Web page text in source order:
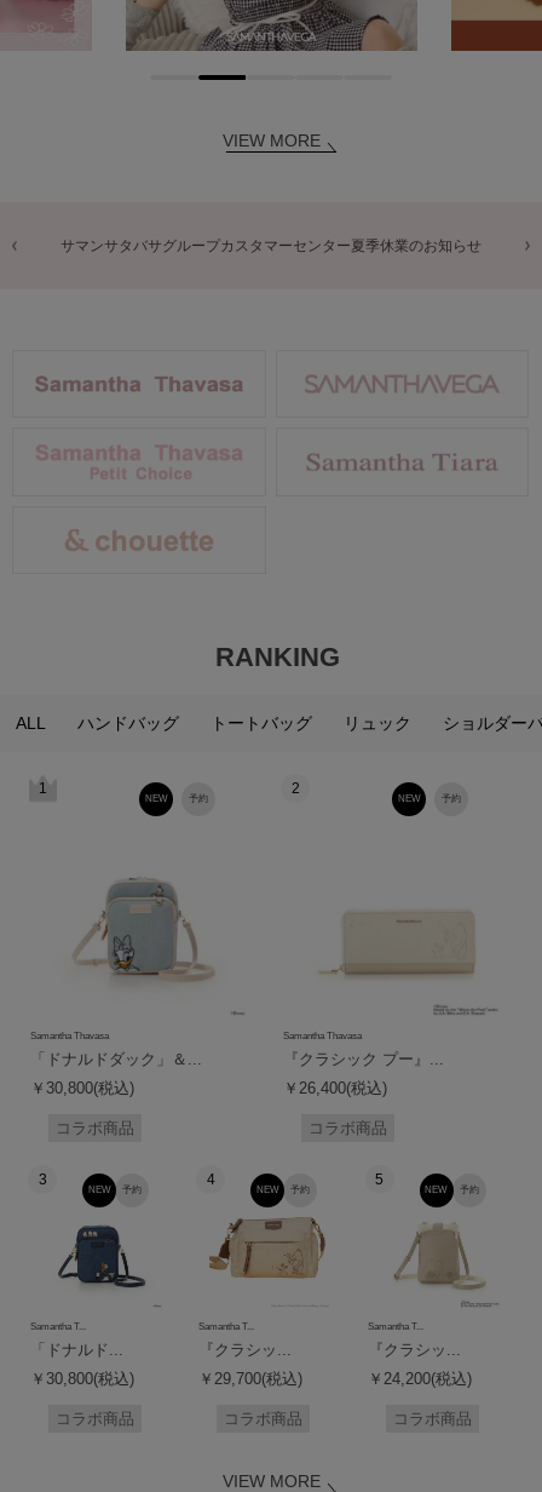
VIEW MORE
商品に関するお詫びとお知らせ
RANKING
ALL ハンドバッグ トートバッグ リュック ショルダー
1
予約
NEW
Samantha Thavasa
「ドナルドダック」＆...
￥30,800(税込)
コラボ商品
2
予約
NEW
Samantha Thavasa
『クラシック プー』...
￥26,400(税込)
コラボ商品
3
予約
NEW
Samantha T...
「ドナルド...
￥30,800(税込)
コラボ商品
4
予約
NEW
Samantha T...
『クラシッ...
￥29,700(税込)
コラボ商品
5
予約
NEW
Samantha T...
『クラシッ...
￥24,200(税込)
コラボ商品
VIEW MORE